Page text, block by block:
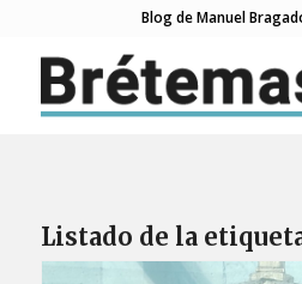
Blog de Manuel
Listado de la